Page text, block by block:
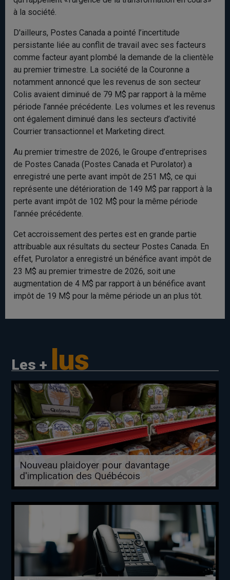
à la société.
D'ailleurs, Postes Canada a pointé l’incertitude
persistante liée au conflit de travail avec ses facteurs
comme facteur ayant plombé la demande de la clientèle
au premier trimestre. La société de la Couronne a
notamment annoncé que les revenus de son secteur
Colis avaient diminué de 79 M$ par rapport à la même
période l’année précédente. Les volumes et les revenus
ont également diminué dans les secteurs d’activité
Courrier transactionnel et Marketing direct.
Au premier trimestre de 2026, le Groupe d’entreprises
de Postes Canada (Postes Canada et Purolator) a
enregistré une perte avant impôt de 251 M$, ce qui
représente une détérioration de 149 M$ par rapport à la
perte avant impôt de 102 M$ pour la même période
l’année précédente.
Cet accroissement des pertes est en grande partie
attribuable aux résultats du secteur Postes Canada. En
effet, Purolator a enregistré un bénéfice avant impôt de
23 M$ au premier trimestre de 2026, soit une
augmentation de 4 M$ par rapport à un bénéfice avant
impôt de 19 M$ pour la même période un an plus tôt.
Les + lus
Nouveau plaidoyer pour davantage
d'implication des Québécois